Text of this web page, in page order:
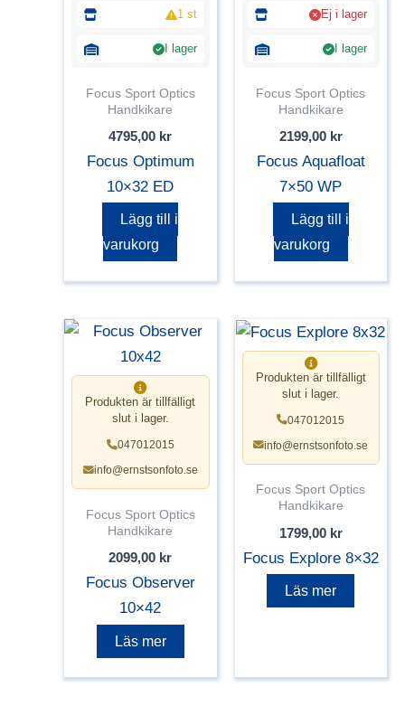
1 st
I lager
Focus Sport Optics
Handkikare
4795,00 kr
Focus Optimum
10×32 ED
Lägg till i
varukorg
Ej i lager
I lager
Focus Sport Optics
Handkikare
2199,00 kr
Focus Aquafloat
7×50 WP
Lägg till i
varukorg
Produkten är tillfälligt
slut i lager.
047012015
info@ernstsonfoto.se
Focus Sport Optics
Handkikare
2099,00 kr
Focus Observer
10×42
Läs mer
Produkten är tillfälligt
slut i lager.
047012015
info@ernstsonfoto.se
Focus Sport Optics
Handkikare
1799,00 kr
Focus Explore 8×32
Läs mer